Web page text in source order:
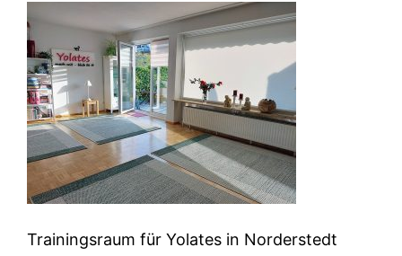
Trainingsraum für Yolates in Norderstedt